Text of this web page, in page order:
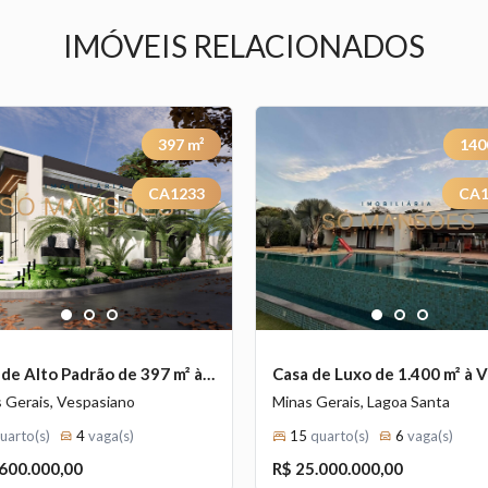
IMÓVEIS RELACIONADOS
Next
1 2 3
397 m²
CA1233
Casa de Alto Padrão de 397 m² à Venda com 3 Suítes e Piscina Privativa no Gran Park Toscana, Vespasiano - MG
Gerais, Vespasiano
4vaga(s)
Previous
1 2 3
Minas Gerais, Lagoa Santa
15 quarto(s) 6 vaga(s)
R$ 25.000.000,00